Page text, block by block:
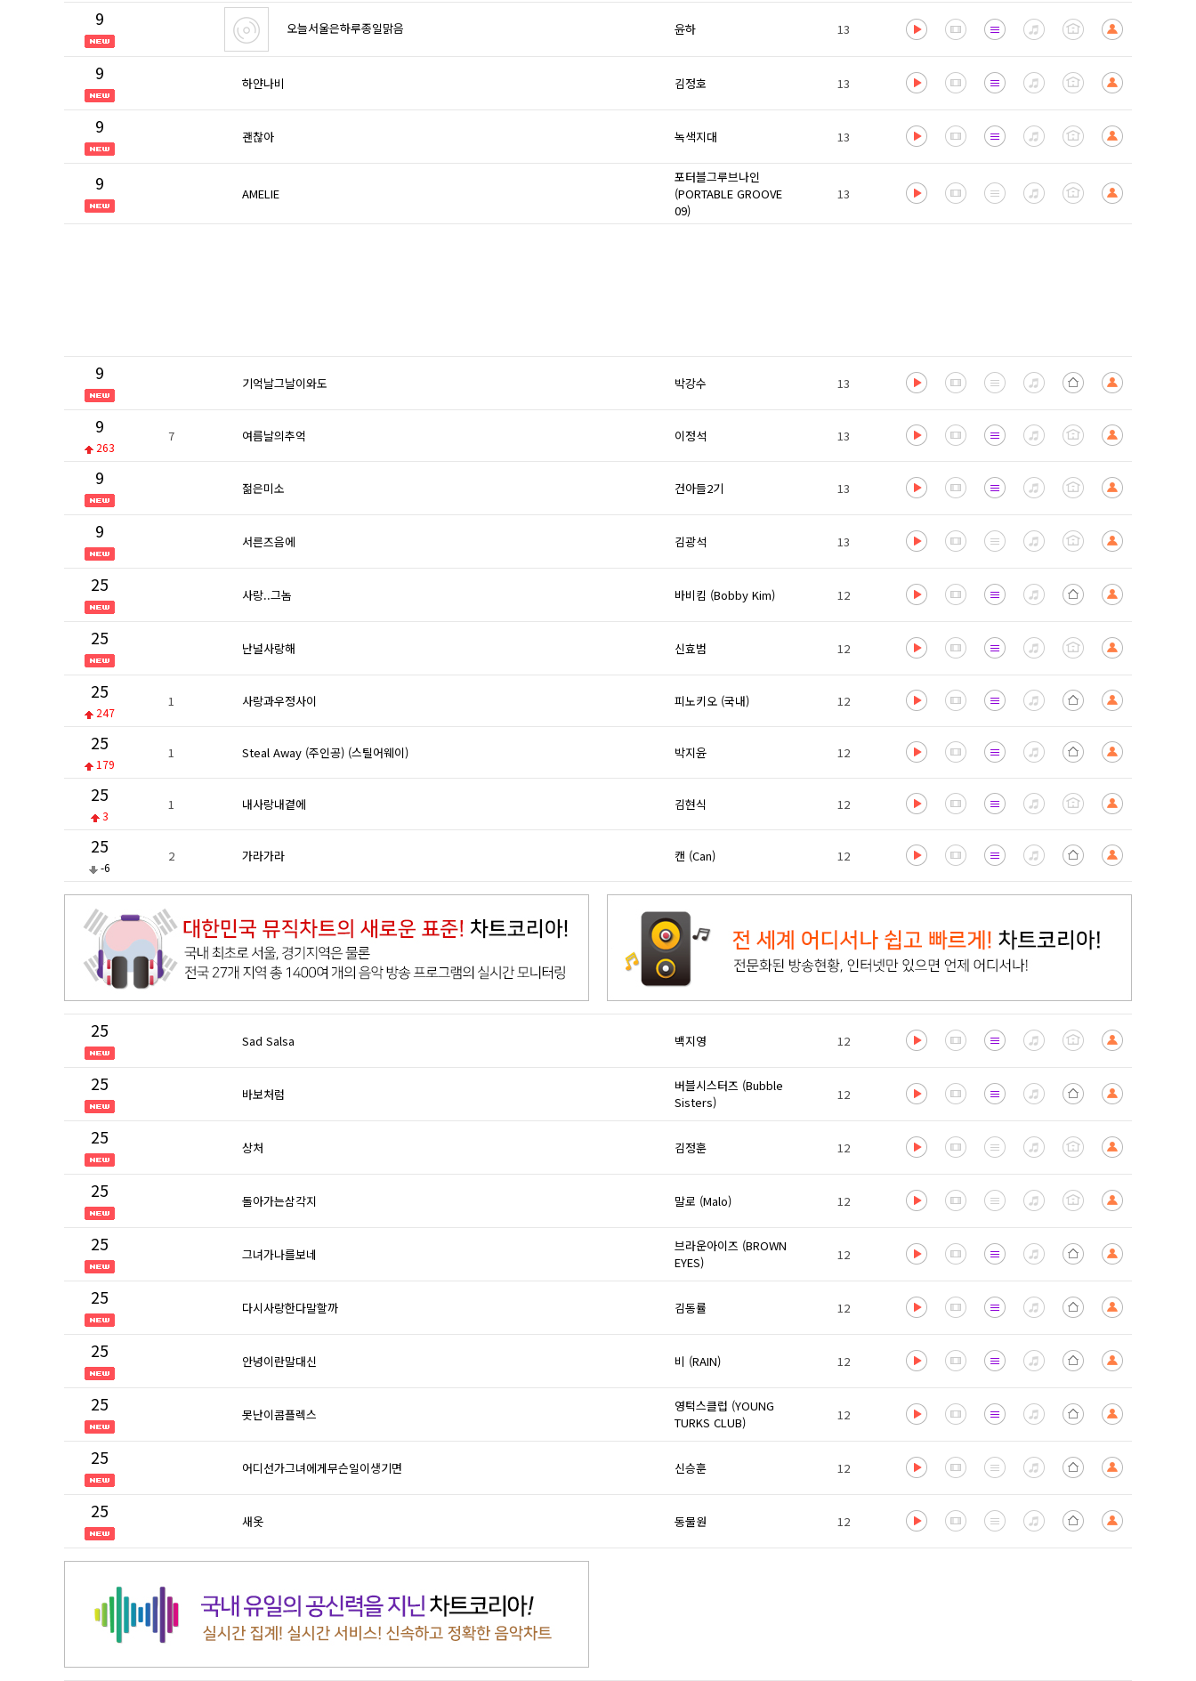
9 오늘서울은하루종일맑음 윤하 13
9 하얀나비 김정호 13
9 괜찮아 녹색지대 13
9 AMELIE
포터블그루브나인
(PORTABLE GROOVE
09)
13
9 기억날그날이와도 박강수 13
9
263
7 여름날의추억 이정석 13
9 젊은미소 건아들2기 13
9 서른즈음에 김광석 13
25 사랑..그놈 바비킴 (Bobby Kim) 12
25 난널사랑해 신효범 12
25
247
1 사랑과우정사이 피노키오 (국내) 12
25
179
1 Steal Away (주인공) (스틸어웨이) 박지윤 12
25
3
1 내사랑내곁에 김현식 12
25
-6
2 가라가라 캔 (Can) 12
25 Sad Salsa 백지영 12
25 바보처럼
버블시스터즈 (Bubble
Sisters)
12
25 상처 김정훈 12
25 돌아가는삼각지 말로 (Malo) 12
25 그녀가나를보네
브라운아이즈 (BROWN
EYES)
12
25 다시사랑한다말할까 김동률 12
25 안녕이란말대신 비 (RAIN) 12
25 못난이콤플렉스
영턱스클럽 (YOUNG
TURKS CLUB)
12
25 어디선가그녀에게무슨일이생기면 신승훈 12
25 새옷 동물원 12